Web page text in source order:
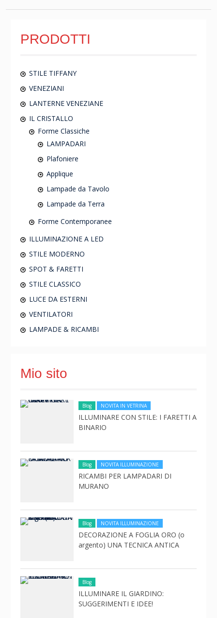
PRODOTTI
STILE TIFFANY
VENEZIANI
LANTERNE VENEZIANE
IL CRISTALLO
Forme Classiche
LAMPADARI
Plafoniere
Applique
Lampade da Tavolo
Lampade da Terra
Forme Contemporanee
ILLUMINAZIONE A LED
STILE MODERNO
SPOT & FARETTI
STILE CLASSICO
LUCE DA ESTERNI
VENTILATORI
LAMPADE & RICAMBI
Mio sito
Blog NOVITA IN VETRINA
ILLUMINARE CON STILE: I FARETTI A
BINARIO
Blog NOVITA ILLUMINAZIONE
RICAMBI PER LAMPADARI DI
MURANO
Blog NOVITA ILLUMINAZIONE
DECORAZIONE A FOGLIA ORO (o
argento) UNA TECNICA ANTICA
Blog
ILLUMINARE IL GIARDINO:
SUGGERIMENTI E IDEE!